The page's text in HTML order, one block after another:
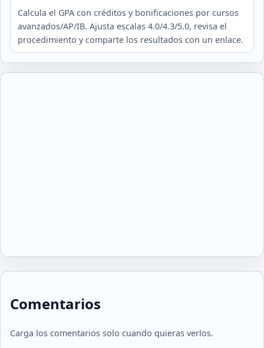
Calcula el GPA con créditos y bonificaciones por cursos
avanzados/AP/IB. Ajusta escalas 4.0/4.3/5.0, revisa el
procedimiento y comparte los resultados con un enlace.
Comentarios
Carga los comentarios solo cuando quieras verlos.